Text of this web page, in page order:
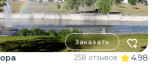
Заказать
258 отзывов 4.98